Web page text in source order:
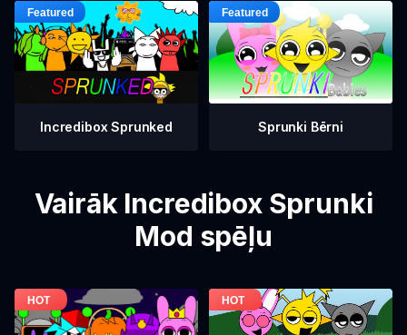
Incredibox Sprunked Sprunki Bērni
Vairāk Incredibox Sprunki
Mod spēļu